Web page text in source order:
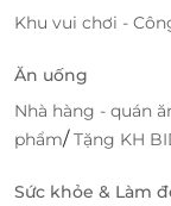
Khu vui chơi -
Ăn uống
Nhà hàng - quán
phẩm/Tặng KH
Sức khỏe & Làm